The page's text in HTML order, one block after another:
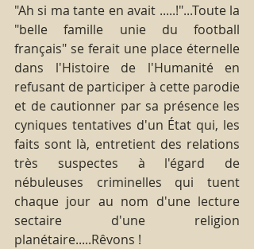
"Ah si ma tante en avait .....!"...Toute la
"belle famille unie du football
français" se ferait une place éternelle
dans l'Histoire de l'Humanité en
refusant de participer à cette parodie
et de cautionner par sa présence les
cyniques tentatives d'un État qui, les
faits sont là, entretient des relations
très suspectes à l'égard de
nébuleuses criminelles qui tuent
chaque jour au nom d'une lecture
sectaire d'une religion
planétaire.....Rêvons !